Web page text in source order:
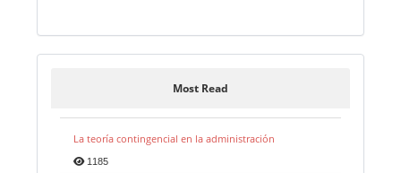
Most Read
La teoría contingencial en la administración
1185